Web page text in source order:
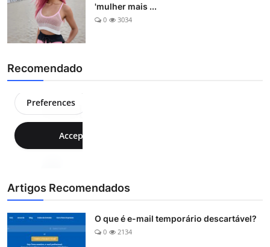
'mulher mais ...
0 3034
Recomendado
Artigos Recomendados
O que é e-mail temporário descartável?
0 2134